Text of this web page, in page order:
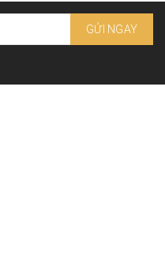
GỬI NGAY